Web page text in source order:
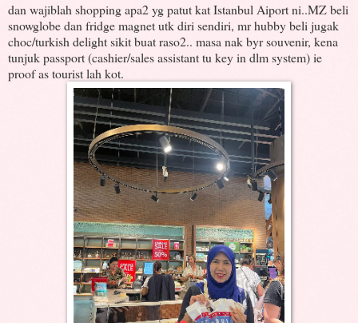
dan wajiblah shopping apa2 yg patut kat Istanbul Aiport ni..MZ beli
snowglobe dan fridge magnet utk diri sendiri, mr hubby beli jugak
choc/turkish delight sikit buat raso2.. masa nak byr souvenir, kena
tunjuk passport (cashier/sales assistant tu key in dlm system) ie
proof as tourist lah kot.